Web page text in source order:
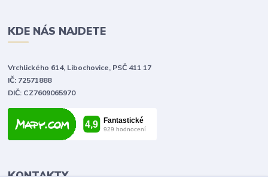
KDE NÁS NAJDETE
Vrchlického 614, Libochovice, PSČ 411 17
IČ: 72571888
DIČ: CZ7609065970
KONTAKTY